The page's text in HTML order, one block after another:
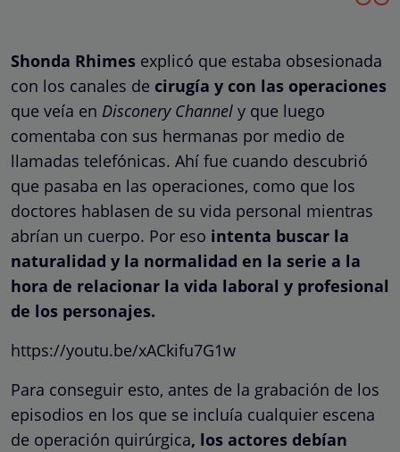
Shonda Rhimes explicó que estaba obsesionada
con los canales de cirugía y con las operaciones
que veía en Disconery Channel y que luego
comentaba con sus hermanas por medio de
llamadas telefónicas. Ahí fue cuando descubrió
que pasaba en las operaciones, como que los
doctores hablasen de su vida personal mientras
abrían un cuerpo. Por eso intenta buscar la
naturalidad y la normalidad en la serie a la
hora de relacionar la vida laboral y profesional
de los personajes.
https://youtu.be/xACkifu7G1w
Para conseguir esto, antes de la grabación de los
episodios en los que se incluía cualquier escena
de operación quirúrgica, los actores debían